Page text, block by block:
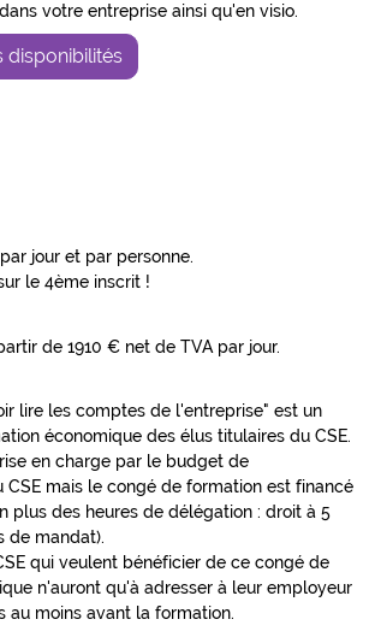
votre entreprise ainsi qu'en visio.
disponibilités
jour et par personne.
le 4ème inscrit !
de 1910 € net de TVA par jour.
lire les comptes de l'entreprise" est un
économique des élus titulaires du CSE.
en charge par le budget de
mais le congé de formation est financé
plus des heures de délégation : droit à 5
de mandat).
qui veulent bénéficier de ce congé de
n'auront qu'à adresser à leur employeur
au moins avant la formation.